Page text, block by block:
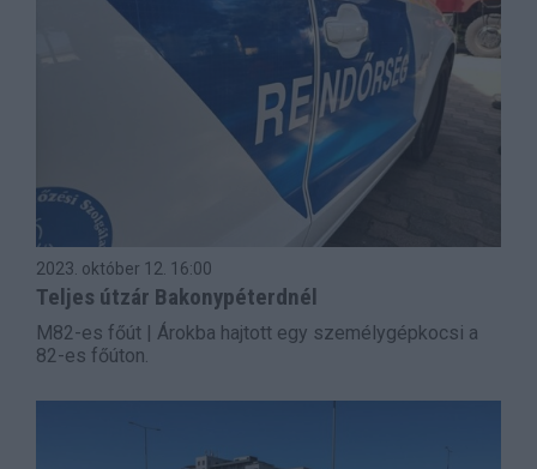
2023. október 12. 16:00
Teljes útzár Bakonypéterdnél
M82-es főút | Árokba hajtott egy személygépkocsi a
82-es főúton.